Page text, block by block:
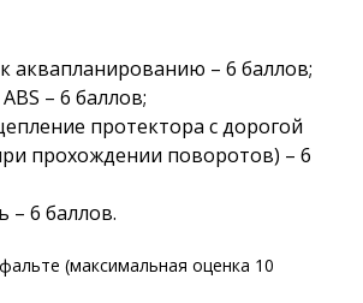
аквапланированию – 6 баллов;
– 6 баллов;
протектора с дорогой
прохождении поворотов) – 6
– 6 баллов.
(максимальная оценка 10